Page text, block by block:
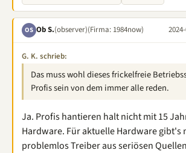
OS Ob S.(observer)(Firma: 1984now)
G. K. schrieb:
Das muss wohl dieses frickelfreie
Profis sein von dem immer alle reden.
Ja. Profis hantieren halt nicht mit 15
Hardware. Für aktuelle Hardware gibt's
problemlos Treiber aus seriösen